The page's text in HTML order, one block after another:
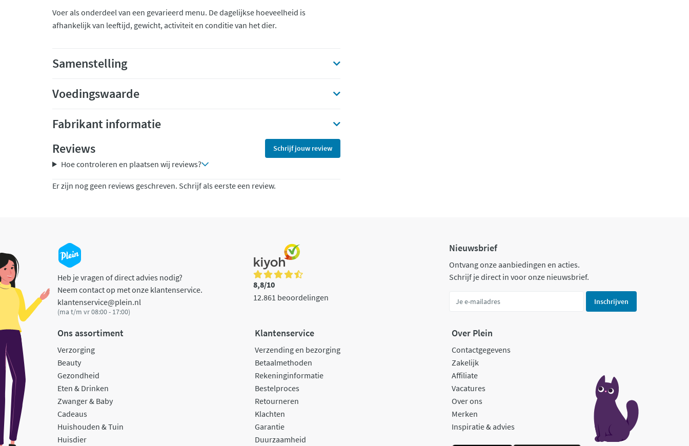
Voer als onderdeel van een gevarieerd menu. De dagelijkse hoeveelheid is
afhankelijk van leeftijd, gewicht, activiteit en conditie van het dier.
Samenstelling
Voedingswaarde
Fabrikant informatie
Reviews
Schrijf jouw review
Hoe controleren en plaatsen wij reviews?
Er zijn nog geen reviews geschreven. Schrijf als eerste een review.
Heb je vragen of direct advies nodig?
Neem contact op met onze klantenservice.
klantenservice@plein.nl
(ma t/m vr 08:00 - 17:00)
8,8/10
12.861 beoordelingen
Nieuwsbrief
Ontvang onze aanbiedingen en acties.
Schrijf je direct in voor onze nieuwsbrief.
Inschrijven
Ons assortiment
Verzorging
Beauty
Gezondheid
Eten & Drinken
Zwanger & Baby
Cadeaus
Huishouden & Tuin
Huisdier
Klantenservice
Verzending en bezorging
Betaalmethoden
Rekeninginformatie
Bestelproces
Retourneren
Klachten
Garantie
Duurzaamheid
Over Plein
Contactgegevens
Zakelijk
Affiliate
Vacatures
Over ons
Merken
Inspiratie & advies